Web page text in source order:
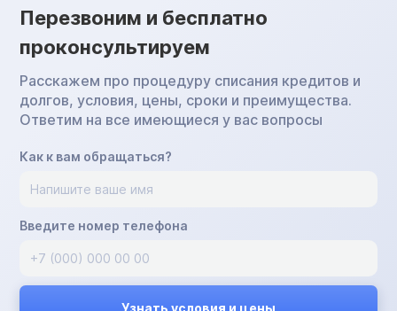
Перезвоним и бесплатно
проконсультируем
Расскажем про процедуру списания кредитов и
долгов, условия, цены, сроки и преимущества.
Ответим на все имеющиеся у вас вопросы
Как к вам обращаться?
Введите номер телефона